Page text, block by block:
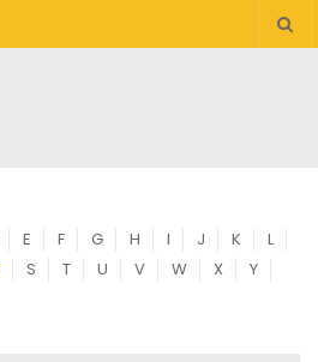
E F G H I J K
L
S T U V W X
Y